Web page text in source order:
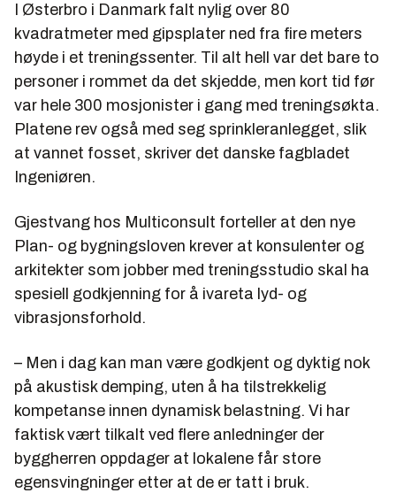
I Østerbro i Danmark falt nylig over 80
kvadratmeter med gipsplater ned fra fire meters
høyde i et treningssenter. Til alt hell var det bare to
personer i rommet da det skjedde, men kort tid før
var hele 300 mosjonister i gang med treningsøkta.
Platene rev også med seg sprinkleranlegget, slik
at vannet fosset, skriver det danske fagbladet
Ingeniøren.
Gjestvang hos Multiconsult forteller at den nye
Plan- og bygningsloven krever at konsulenter og
arkitekter som jobber med treningsstudio skal ha
spesiell godkjenning for å ivareta lyd- og
vibrasjonsforhold.
– Men i dag kan man være godkjent og dyktig nok
på akustisk demping, uten å ha tilstrekkelig
kompetanse innen dynamisk belastning. Vi har
faktisk vært tilkalt ved flere anledninger der
byggherren oppdager at lokalene får store
egensvingninger etter at de er tatt i bruk.